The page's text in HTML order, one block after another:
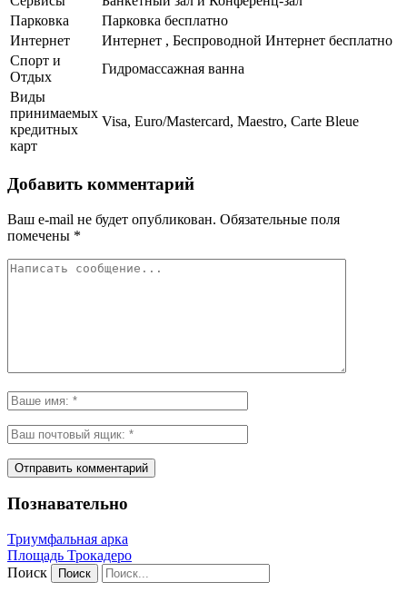
Парковка
Парковка бесплатно
Интернет
Интернет , Беспроводной Интернет бесплатно
Спорт и
Отдых
Гидромассажная ванна
Виды
принимаемых
кредитных
карт
Visa, Euro/Mastercard, Maestro, Carte Bleue
Добавить комментарий
Ваш e-mail не будет опубликован. Обязательные поля
помечены *
Познавательно
Триумфальная арка
Площадь Трокадеро
Поиск